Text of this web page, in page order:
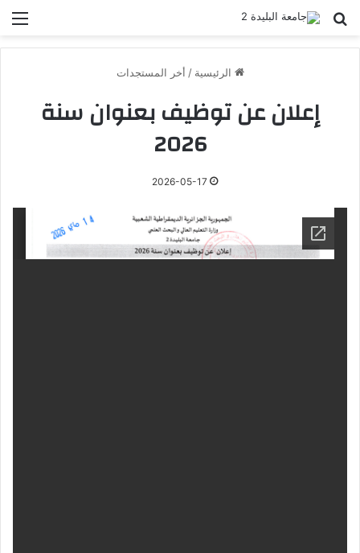
بحث عن
الرئيسية / أخر المستجدات
إعلان عن توظيف بعنوان سنة
2026
2026-05-17